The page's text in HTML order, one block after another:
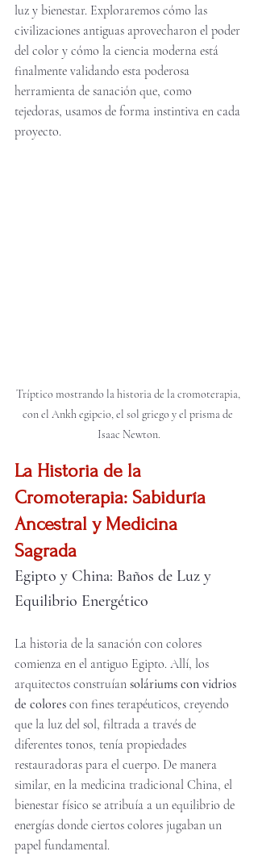
luz y bienestar. Exploraremos cómo las
civilizaciones antiguas aprovecharon el poder
del color y cómo la ciencia moderna está
finalmente validando esta poderosa
herramienta de sanación que, como
tejedoras, usamos de forma instintiva en cada
proyecto.
Tríptico mostrando la historia de la cromoterapia,
con el Ankh egipcio, el sol griego y el prisma de
Isaac Newton.
La Historia de la
Cromoterapia: Sabiduría
Ancestral y Medicina
Sagrada
Egipto y China: Baños de Luz y
Equilibrio Energético
La historia de la sanación con colores
comienza en el antiguo Egipto. Allí, los
arquitectos construían soláriums con vidrios
de colores con fines terapéuticos, creyendo
que la luz del sol, filtrada a través de
diferentes tonos, tenía propiedades
restauradoras para el cuerpo. De manera
similar, en la medicina tradicional China, el
bienestar físico se atribuía a un equilibrio de
energías donde ciertos colores jugaban un
papel fundamental.